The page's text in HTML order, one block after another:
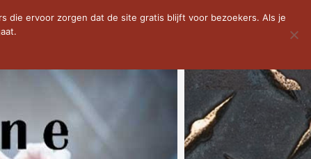
VAN DE WEEK: SLEEPING...
die ervoor zorgen dat de site gratis blijft voor bezoekers. Als je